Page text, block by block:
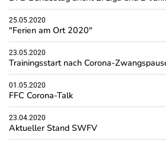
25.05.2020
"Ferien am Ort 2020"
23.05.2020
Trainingsstart nach Corona-
01.05.2020
FFC Corona-Talk
23.04.2020
Aktueller Stand SWFV